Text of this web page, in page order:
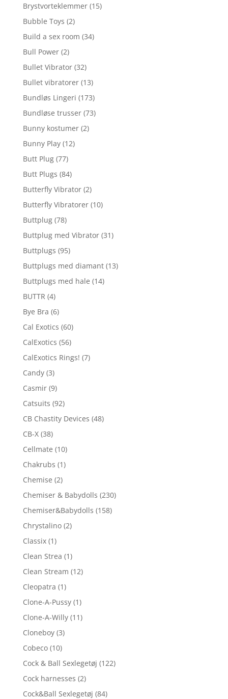
Brystvorteklemmer (15)
Bubble Toys (2)
Build a sex room (34)
Bull Power (2)
Bullet Vibrator (32)
Bullet vibratorer (13)
Bundløs Lingeri (173)
Bundløse trusser (73)
Bunny kostumer (2)
Bunny Play (12)
Butt Plug (77)
Butt Plugs (84)
Butterfly Vibrator (2)
Butterfly Vibratorer (10)
Buttplug (78)
Buttplug med Vibrator (31)
Buttplugs (95)
Buttplugs med diamant (13)
Buttplugs med hale (14)
BUTTR (4)
Bye Bra (6)
Cal Exotics (60)
CalExotics (56)
CalExotics Rings! (7)
Candy (3)
Casmir (9)
Catsuits (92)
CB Chastity Devices (48)
CB-X (38)
Cellmate (10)
Chakrubs (1)
Chemise (2)
Chemiser & Babydolls (230)
Chemiser&Babydolls (158)
Chrystalino (2)
Classix (1)
Clean Strea (1)
Clean Stream (12)
Cleopatra (1)
Clone-A-Pussy (1)
Clone-A-Willy (11)
Cloneboy (3)
Cobeco (10)
Cock & Ball Sexlegetøj (122)
Cock harnesses (2)
Cock&Ball Sexlegetøj (84)